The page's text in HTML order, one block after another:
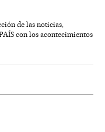
de las noticias,
con los acontecimientos